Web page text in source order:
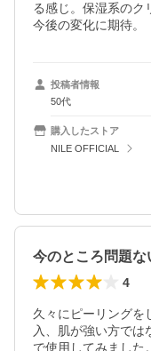
る感じ。保湿系のク
今後の変化に期待。
投稿者情報
50代
購入したストア
NILE OFFICIAL
今のところ問題な
4
久々にピーリングを
入、肌が強い方では
で使用してみました。